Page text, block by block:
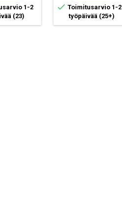
1-2
(23)
 Toimitusarvio 1-2
työpäivää (25+)